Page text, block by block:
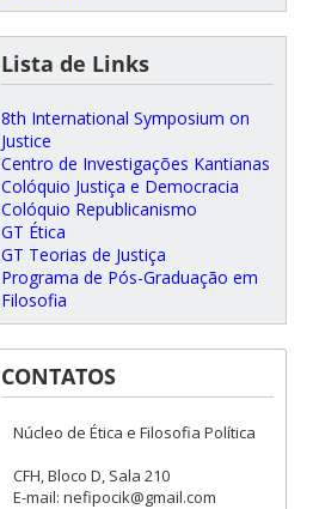
Lista de Links
8th International Symposium on
Justice
Centro de Investigações Kantianas
Colóquio Justiça e Democracia
Colóquio Republicanismo
GT Ética
GT Teorias de Justiça
Programa de Pós-Graduação em
Filosofia
CONTATOS
Núcleo de Ética e Filosofia Política
CFH, Bloco D, Sala 210
E-mail: nefipocik@gmail.com